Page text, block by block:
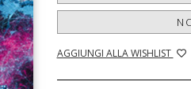
AGGIUNGI ALLA WISHLIST